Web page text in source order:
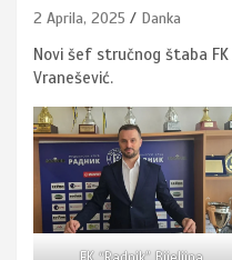
2 Aprila, 2025 Danka
Novi šef stručnog štaba
Vranešević.